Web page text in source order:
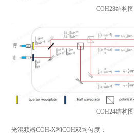
COH28结构图
COH24结构图
光混频器COH-X和COH双均匀度：